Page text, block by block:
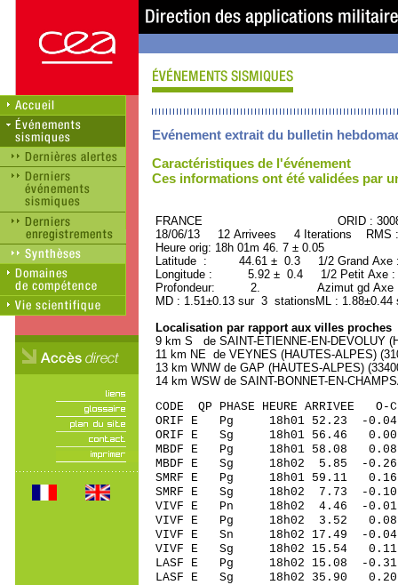
Evénement extrait du bulletin
Caractéristiques de l'événement
Ces informations ont été validées par
FRANCE ORID :
18/06/13 12 Arrivees 4 Iterations RMS
Heure orig: 18h 01m 46. 7 ± 0.05
Latitude : 44.61 ± 0.3 1/2 Grand
Longitude : 5.92 ± 0.4 1/2 Petit Axe
Profondeur: 2. Azimut gd Axe :
MD : 1.51±0.13 sur 3 stationsML :
Localisation par rapport aux villes proches
9 km S de SAINT-ETIENNE-EN-DEVOLUY
11 km NE de VEYNES (HAUTES-ALPES)
13 km WNW de GAP (HAUTES-ALPES)
14 km WSW de SAINT-BONNET-EN-
CODE QP PHASE HEURE
ORIF E Pg 18h01 52.23 -
ORIF E Sg 18h01 56.46
MBDF E Pg 18h01 58.08
MBDF E Sg 18h02 5.85
SMRF E Pg 18h01 59.11
SMRF E Sg 18h02 7.73
VIVF E Pn 18h02 4.46 -0.01
VIVF E Pg 18h02 3.52 0.08
VIVF E Sn 18h02 17.49 -
VIVF E Sg 18h02 15.54 0.11
LASF E Pg 18h02 15.08 -0.31
LASF E Sg 18h02 35.90